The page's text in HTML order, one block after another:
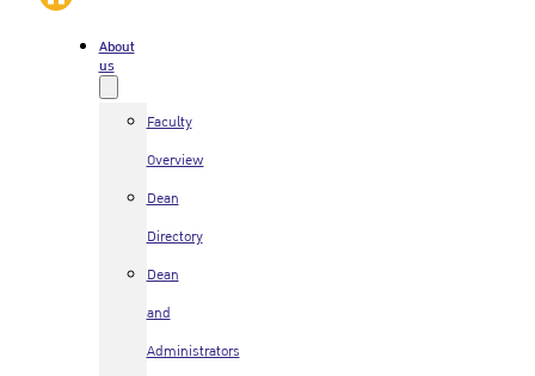
About
us
Faculty
Overview
Dean
Directory
Dean
and
Administrators